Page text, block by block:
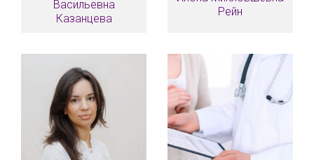
Васильевна
Казанцева
Рейн